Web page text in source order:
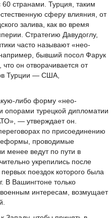
странами. Турция, таким
сферу влияния, от
залива, как во время
Стратегию Давудоглу,
часто называют «нео-
бывший посол Фарук
он отворачивается от
Турции — США,
либо форму «нео-
опорами турецкой дипломатии
— утверждает он.
по присоединению
проводимые
менее ведут по пути в
укрепились после
поездок которого была
В Вашингтоне только
военным интересам, возмущает